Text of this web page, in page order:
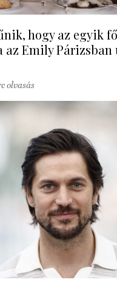
hogy az egyik
az Emily Párizsban
olvasás